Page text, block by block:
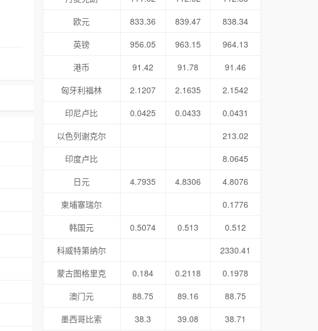
欧元
833.36 839.47
838.34
英镑
956.05 963.15
964.13
港币
91.42 91.78
91.46
匈牙利福林
2.1207 2.1635
2.1542
印尼卢比
0.0425 0.0433
0.0431
以色列谢克尔
213.02
印度卢比
8.0645
日元
4.7935 4.8306
4.8076
柬埔寨瑞尔
0.1776
韩国元
0.5074 0.513
0.512
科威特第纳尔
2330.41
蒙古图格里克
0.184 0.2118
0.1978
澳门元
88.75 89.16
88.75
墨西哥比索
38.3 39.08
38.71